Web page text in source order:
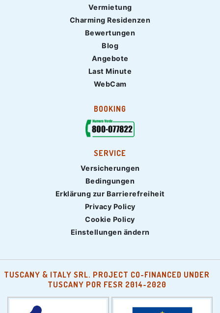
Vermietung
Charming Residenzen
Bewertungen
Blog
Angebote
Last Minute
WebCam
BOOKING
SERVICE
Versicherungen
Bedingungen
Erklärung zur Barrierefreiheit
Privacy Policy
Cookie Policy
Einstellungen ändern
TUSCANY & ITALY SRL. PROJECT CO-FINANCED UNDER
TUSCANY POR FESR 2014-2020